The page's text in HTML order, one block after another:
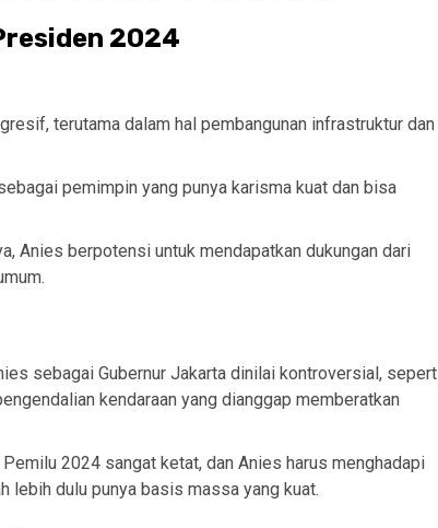
2024
terutama dalam hal pembangunan infrastruktur dan
pemimpin yang punya karisma kuat dan bisa
Anies berpotensi untuk mendapatkan dukungan dari
sebagai Gubernur Jakarta dinilai kontroversial,
kendaraan yang dianggap memberatkan
2024 sangat ketat, dan Anies harus menghadapi
lebih dulu punya basis massa yang kuat.